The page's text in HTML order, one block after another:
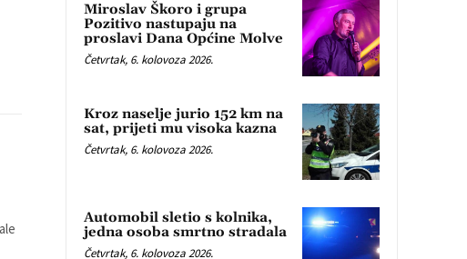
Miroslav Škoro i grupa
Pozitivo nastupaju na
proslavi Dana Općine Molve
Četvrtak, 6. kolovoza 2026.
Kroz naselje jurio 152 km na
sat, prijeti mu visoka kazna
Četvrtak, 6. kolovoza 2026.
Automobil sletio s kolnika,
jedna osoba smrtno stradala
Četvrtak, 6. kolovoza 2026.